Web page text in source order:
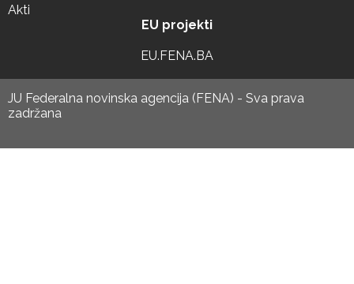
Akti
EU projekti
EU.FENA.BA
JU Federalna novinska agencija (FENA) - Sva prava
zadržana